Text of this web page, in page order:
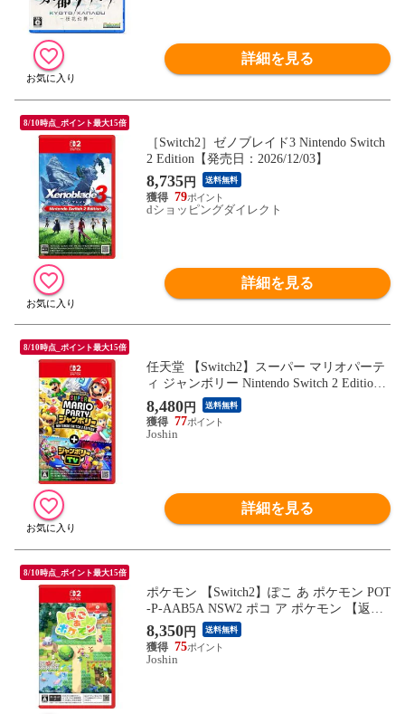
詳細を見る
8/10時点_ポイント最大15倍
［Switch2］ゼノブレイド3 Nintendo Switch
2 Edition【発売日：2026/12/03】
8,735円 送料無料
79
dショッピングダイレクト
詳細を見る
8/10時点_ポイント最大15倍
任天堂 【Switch2】スーパー マリオパーテ
ィ ジャンボリー Nintendo Switch 2 Edition
＋ ジャンボリーTV NXS-P-A7HLB NSW2
ス-パ-マリオパ-ティ ジャンボリ- + ジャン
ボリ-TV 【返品種別B】
8,480円 送料無料
77
Joshin
詳細を見る
8/10時点_ポイント最大15倍
ポケモン 【Switch2】ぽこ あ ポケモン POT
-P-AAB5A NSW2 ポコ ア ポケモン 【返品
種別B】
8,350円 送料無料
75
Joshin